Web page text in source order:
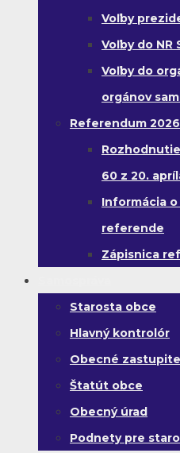
Voľby
Voľby do NR
Voľby do
orgánov
Referendum 2026
60 z 20.
Informácia
referende
Zápisnica
Starosta obce
Hlavný kontrolór
Obecné
Štatút obce
Obecný úrad
Podnety pre